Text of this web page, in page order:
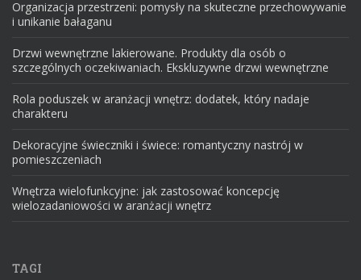
Organizacja przestrzeni: pomysły na skuteczne przechowywanie
i unikanie bałaganu
Drzwi wewnętrzne lakierowane. Produkty dla osób o
szczególnych oczekiwaniach. Ekskluzywne drzwi wewnętrzne
Rola poduszek w aranżacji wnętrz: dodatek, który nadaje
charakteru
Dekoracyjne świeczniki i świece: romantyczny nastrój w
pomieszczeniach
Wnętrza wielofunkcyjne: jak zastosować koncepcję
wielozadaniowości w aranżacji wnętrz
TAGI